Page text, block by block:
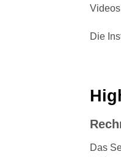
Die
Das